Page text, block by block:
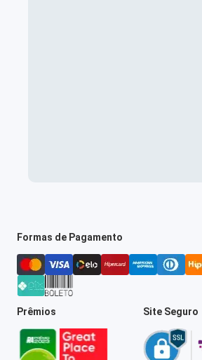
Formas de Pagamento
Prêmios Site Seguro